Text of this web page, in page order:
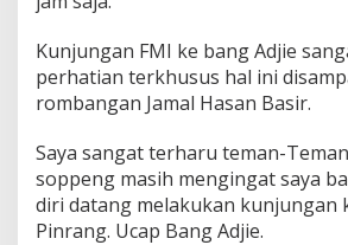
Kunjungan FMI ke bang Adjie
perhatian terkhusus hal ini
rombangan Jamal Hasan Basir.
Saya sangat terharu teman-
soppeng masih mengingat saya
diri datang melakukan kunjungan
Pinrang. Ucap Bang Adjie.